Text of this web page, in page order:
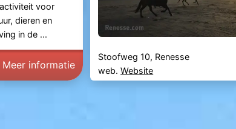
voor
dieren en
in de ...
Meer informatie
Stoofweg 10, Renesse
web.Website